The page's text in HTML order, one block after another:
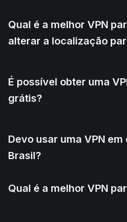
Qual é a melhor VPN
alterar a localização
É possível obter uma
grátis?
Devo usar uma VPN em
Brasil?
Qual é a melhor VPN